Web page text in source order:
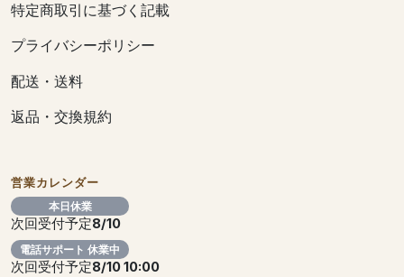
特定商取引に基づく記載
プライバシーポリシー
配送・送料
返品・交換規約
営業カレンダー
本日休業
次回受付予定8/10
電話サポート 休業中
次回受付予定8/10 10:00